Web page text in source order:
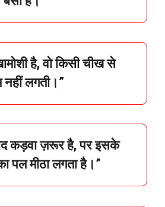
है,वोकिसीचीखसे
नहींलगती।”
कड़वाज़रूरहै,परइसके
पलमीठालगताहै।”